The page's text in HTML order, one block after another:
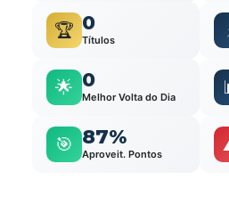
🏆 0
Títulos
🌟 0
Melhor Volta do Dia
🎯 87%
Aproveit. Pontos